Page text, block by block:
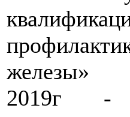
железы»
2019г -